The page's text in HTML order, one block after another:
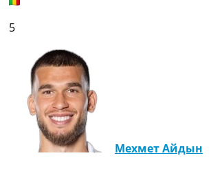
5
Мехмет Айдын